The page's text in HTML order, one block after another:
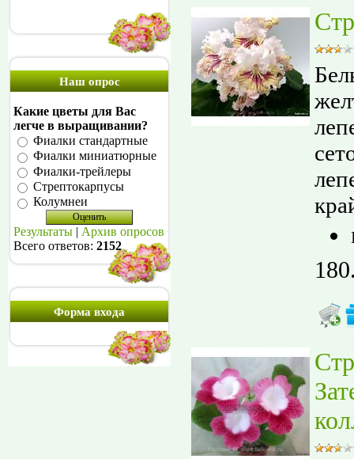
Наш опрос
Какие цветы для Вас
легче в выращивании?
Фиалки стандартные
Фиалки миниатюрные
Фиалки-трейлеры
Стрептокарпусы
Колумнеи
Результаты
Архив опросов
Всего ответов: 2152
Форма входа